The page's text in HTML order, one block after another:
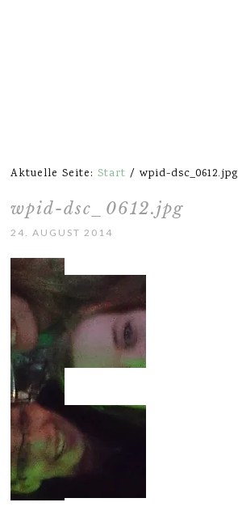
Aktuelle Seite:Start / wpid-dsc_0612.jpg
wpid-dsc_0612.jpg
24. AUGUST 2014